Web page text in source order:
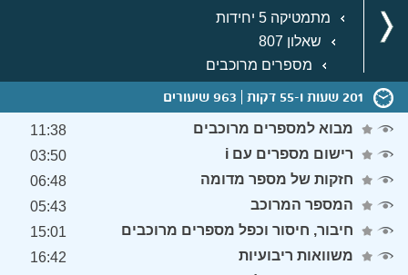
מתמטיקה 5 יחידות
שאלון 807
מספרים מרוכבים
201 שעות ו-55 דקות 963 שיעורים
מבוא למספרים מרוכבים
11:38
רישום מספרים עם i
03:50
חזקות של מספר מדומה
06:48
המספר המרוכב
05:43
חיבור, חיסור וכפל מספרים מרוכבים
15:01
משוואות ריבועיות
16:42